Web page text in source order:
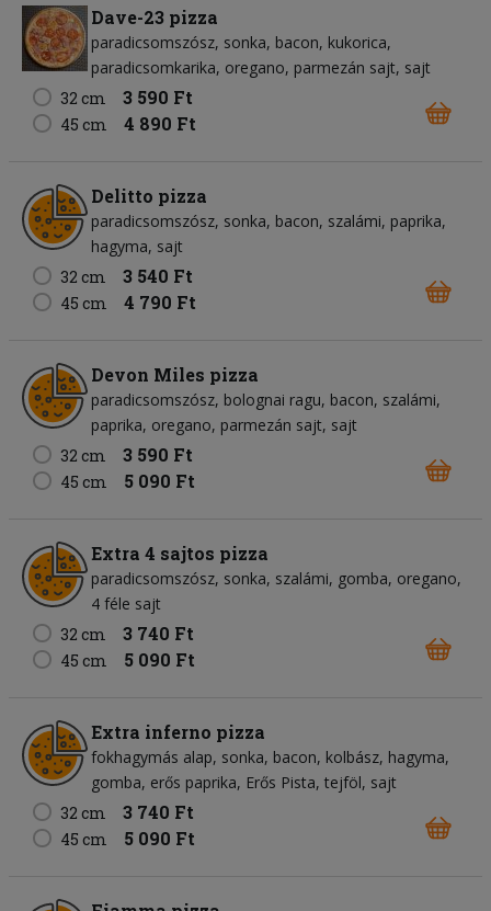
Dave-23 pizza
paradicsomszósz sonka bacon kukorica
paradicsomkarika oregano parmezán sajt sajt
32 cm
3 590 Ft
45 cm 4 890 Ft
Delitto pizza
paradicsomszósz sonka bacon szalámi paprika
hagyma sajt
32 cm
3 540 Ft
45 cm 4 790 Ft
Devon Miles pizza
paradicsomszósz bolognai ragu bacon szalámi
paprika oregano parmezán sajt sajt
32 cm
3 590 Ft
45 cm 5 090 Ft
Extra 4 sajtos pizza
paradicsomszósz sonka szalámi gomba oregano
4 féle sajt
32 cm
3 740 Ft
45 cm 5 090 Ft
Extra inferno pizza
fokhagymás alap sonka bacon kolbász hagyma
gomba erős paprika Erős Pista tejföl sajt
32 cm
3 740 Ft
45 cm 5 090 Ft